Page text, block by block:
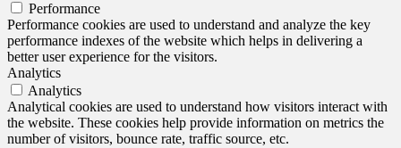
Performance
Performance cookies are used to understand and analyze the key
performance indexes of the website which helps in delivering a
better user experience for the visitors.
Analytics
Analytics
Analytical cookies are used to understand how visitors interact with
the website. These cookies help provide information on metrics the
number of visitors, bounce rate, traffic source, etc.